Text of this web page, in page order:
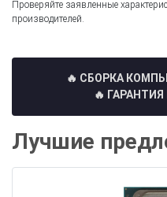
Проверяйте заявленные
производителей.
🔥 СБОРКА
🔥
Лучшие